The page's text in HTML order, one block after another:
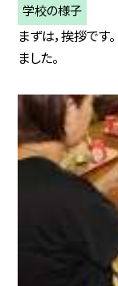
学校の様子
まずは，挨拶です
ました。